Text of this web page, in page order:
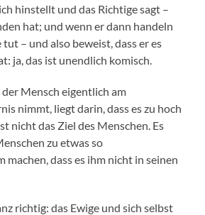
hinstellt und das Richtige sagt –
hat; und wenn er dann handeln
– und also beweist, dass er es
ja, das ist unendlich komisch.
Mensch eigentlich am
nimmt, liegt darin, dass es zu hoch
nicht das Ziel des Menschen. Es
zu etwas so
dass es ihm nicht in seinen
richtig: das Ewige und sich selbst